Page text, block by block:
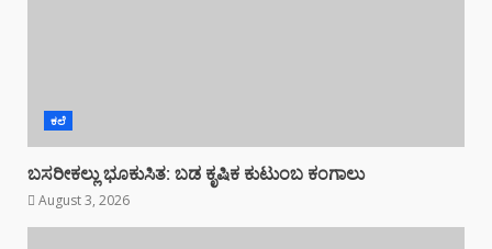
ಕಲೆ
ಬಸರೀಕಲ್ಲು ಭೂಕುಸಿತ: ಬಡ ಕೃಷಿಕ ಕುಟುಂಬ ಕಂಗಾಲು
August 3, 2026